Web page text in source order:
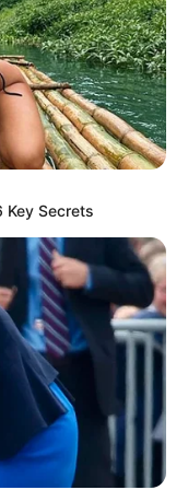
kancah internasional
Key Secrets